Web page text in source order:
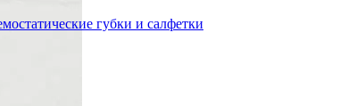
губки и салфетки